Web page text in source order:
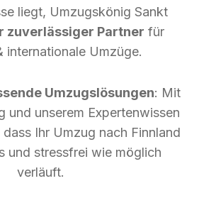
liegt, Umzugskönig Sankt
zuverlässiger Partner für
internationale Umzüge.
Umzugslösungen: Mit
und unserem Expertenwissen
Ihr Umzug nach Finnland
und stressfrei wie möglich
verläuft.